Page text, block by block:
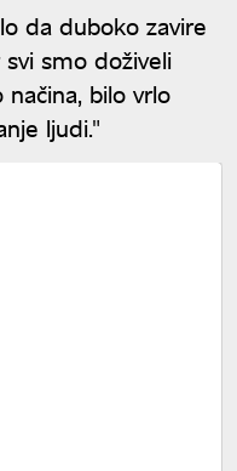
da duboko zavire
smo doživeli
bilo vrlo
ljudi."